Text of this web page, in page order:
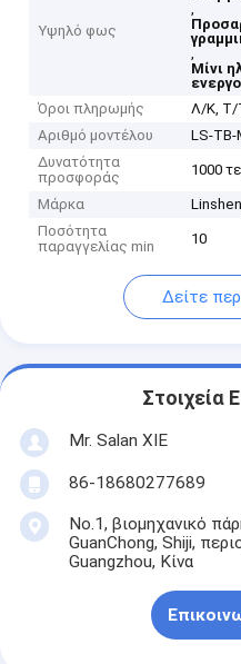
Υψηλό φως
,
,
Μίνι
Όροι πληρωμής
Λ/Κ, Τ/
Αριθμό μοντέλου
LS-TB-
Δυνατότητα
προσφοράς
1000
Μάρκα
Ποσότητα
παραγγελίας min
10
Δείτε
Στοιχεία
Mr. Salan XIE
86-18680277689
No.1, βιομηχανικό
GuanChong, Shiji,
Guangzhou, Κίνα